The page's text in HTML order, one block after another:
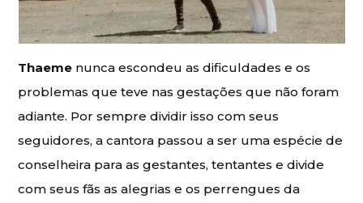
Thaeme nunca escondeu as dificuldades e os
problemas que teve nas gestações que não foram
adiante. Por sempre dividir isso com seus
seguidores, a cantora passou a ser uma espécie de
conselheira para as gestantes, tentantes e divide
com seus fãs as alegrias e os perrengues da